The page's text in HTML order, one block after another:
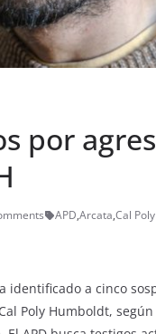
por
APD,Arcata,Cal
identificado a cinco
Poly Humboldt,